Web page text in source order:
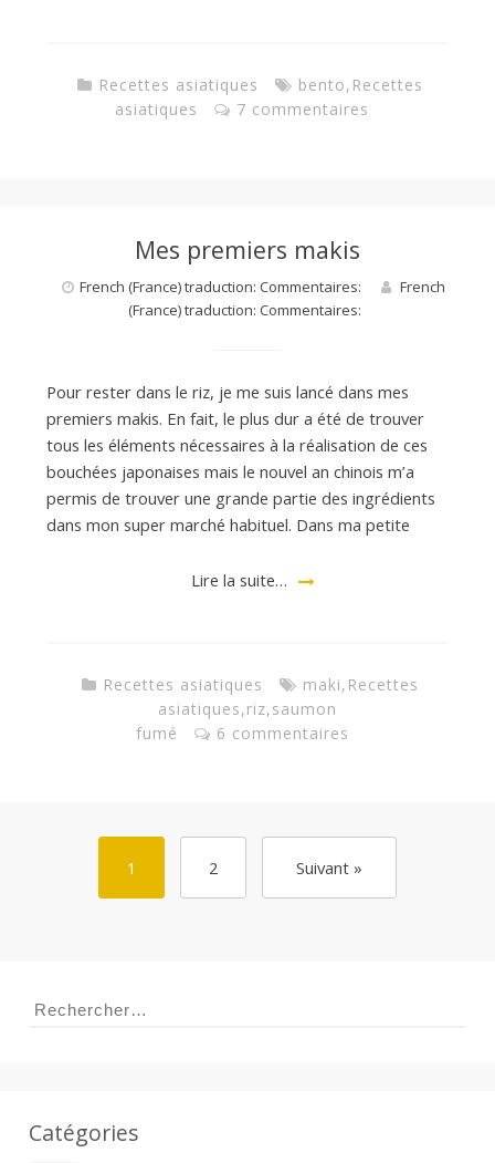
Recettes asiatiques bento, Recettes
asiatiques
7 commentaires
Mes premiers makis
French (France) traduction: Commentaires:
French
(France) traduction: Commentaires:
Pour rester dans le riz, je me suis lancé dans mes
premiers makis. En fait, le plus dur a été de trouver
tous les éléments nécessaires à la réalisation de ces
bouchées japonaises mais le nouvel an chinois m’a
permis de trouver une grande partie des ingrédients
dans mon super marché habituel. Dans ma petite
Lire la suite…
Recettes asiatiques maki, Recettes
asiatiques,riz,saumon
fumé
6 commentaires
1 2 Suivant »
Rechercher :
Catégories